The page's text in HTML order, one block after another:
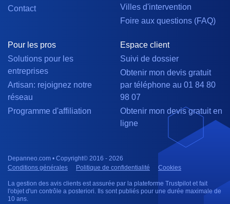
Contact
Villes d'intervention
Foire aux questions (FAQ)
Pour les pros
Solutions pour les
entreprises
Artisan: rejoignez notre
réseau
Programme d'affiliation
Espace client
Suivi de dossier
Obtenir mon devis gratuit
par téléphone au 01 84 80
98 07
Obtenir mon devis gratuit en
ligne
Depanneo.com • Copyright© 2016 - 2026
Conditions générales
Politique de confidentialité Cookies
La gestion des avis clients est assurée par la plateforme Trustpilot et fait
l'objet d'un contrôle a posteriori. Ils sont publiés pour une durée maximale de
10 ans.